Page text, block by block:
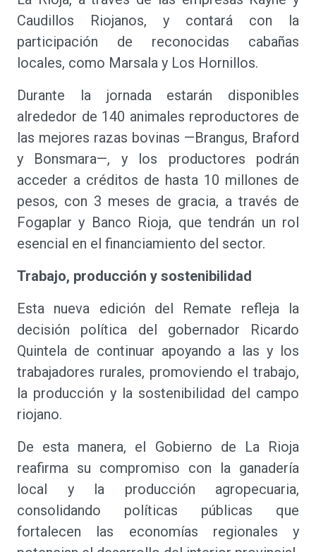
Caudillos Riojanos, y contará con la
participación de reconocidas cabañas
locales, como Marsala y Los Hornillos.
Durante la jornada estarán disponibles
alrededor de 140 animales reproductores de
las mejores razas bovinas —Brangus, Braford
y Bonsmara—, y los productores podrán
acceder a créditos de hasta 10 millones de
pesos, con 3 meses de gracia, a través de
Fogaplar y Banco Rioja, que tendrán un rol
esencial en el financiamiento del sector.
Trabajo, producción y sostenibilidad
Esta nueva edición del Remate refleja la
decisión política del gobernador Ricardo
Quintela de continuar apoyando a las y los
trabajadores rurales, promoviendo el trabajo,
la producción y la sostenibilidad del campo
riojano.
De esta manera, el Gobierno de La Rioja
reafirma su compromiso con la ganadería
local y la producción agropecuaria,
consolidando políticas públicas que
fortalecen las economías regionales y